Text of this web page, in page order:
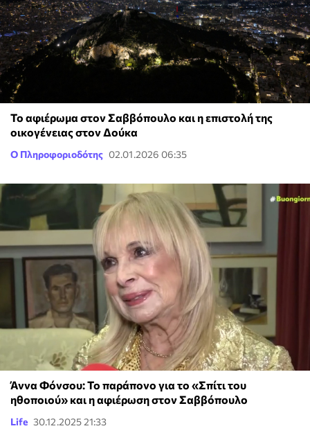
Το αφιέρωμα στον Σαββόπουλο και η επιστολή της
οικογένειας στον Δούκα
Ο Πληροφοριοδότης 02.01.2026 06:35
Άννα Φόνσου: Το παράπονο για το «Σπίτι του
ηθοποιού» και η αφιέρωση στον Σαββόπουλο
Life 30.12.2025 21:33